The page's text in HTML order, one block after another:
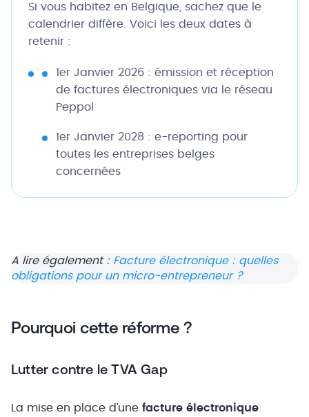
Si vous habitez en Belgique, sachez que le
calendrier diffère. Voici les deux dates à
retenir :
1er Janvier 2026 : émission et réception
de factures électroniques via le réseau
Peppol
1er Janvier 2028 : e-reporting pour
toutes les entreprises belges
concernées
A lire également : Facture électronique : quelles
obligations pour un micro-entrepreneur ?
Pourquoi cette réforme ?
Lutter contre le TVA Gap
La mise en place d’une facture électronique